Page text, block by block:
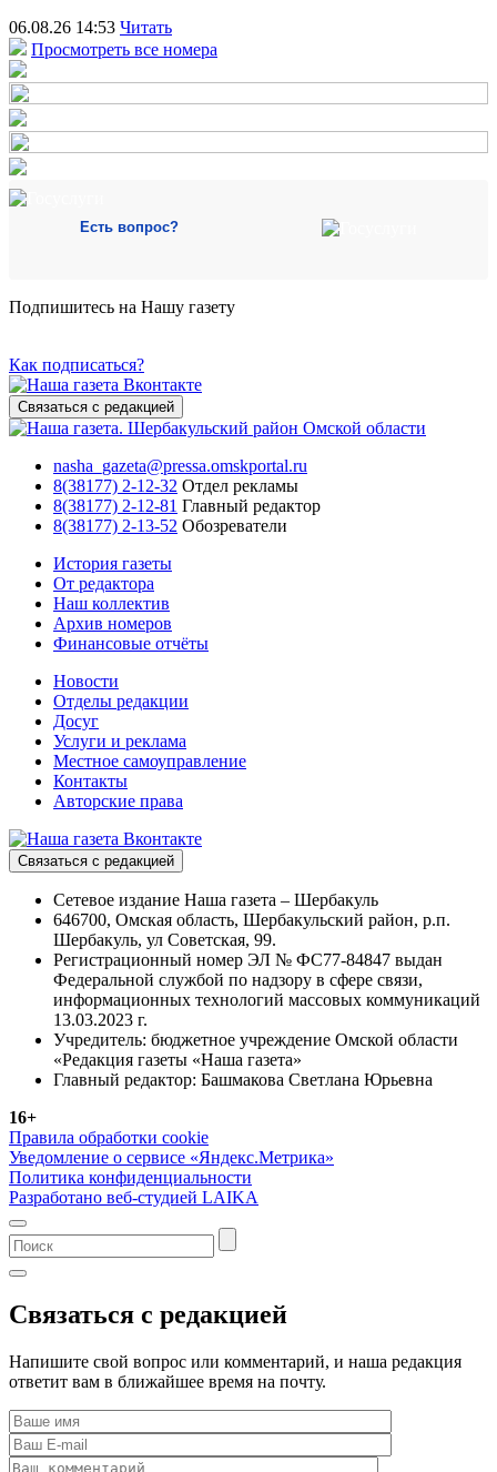
06.08.26 14:53 Читать
Просмотреть все номера
Есть вопрос?
Подпишитесь на Нашу газету
Как подписаться?
Связаться с редакцией
nasha_gazeta@pressa.omskportal.ru
8(38177) 2-12-32 Отдел рекламы
8(38177) 2-12-81 Главный редактор
8(38177) 2-13-52 Обозреватели
История газеты
От редактора
Наш коллектив
Архив номеров
Финансовые отчёты
Новости
Отделы редакции
Досуг
Услуги и реклама
Местное самоуправление
Контакты
Авторские права
Связаться с редакцией
Сетевое издание Наша газета – Шербакуль
646700, Омская область, Шербакульский район, р.п.
Шербакуль, ул Советская, 99.
Регистрационный номер ЭЛ № ФС77-84847 выдан
Федеральной службой по надзору в сфере связи,
информационных технологий массовых коммуникаций
13.03.2023 г.
Учредитель: бюджетное учреждение Омской области
«Редакция газеты «Наша газета»
Главный редактор: Башмакова Светлана Юрьевна
16+
Правила обработки cookie
Уведомление о сервисе «Яндекс.Метрика»
Политика конфиденциальности
Разработано веб-студией LAIKA
Связаться с редакцией
Напишите свой вопрос или комментарий, и наша редакция
ответит вам в ближайшее время на почту.